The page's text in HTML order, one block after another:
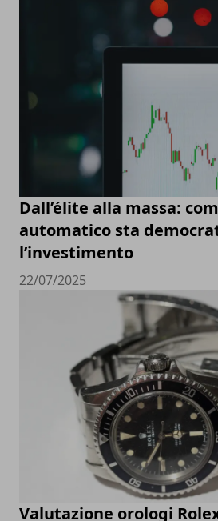
Dall’élite alla massa:
automatico sta
l’investimento
22/07/2025
Valutazione orologi